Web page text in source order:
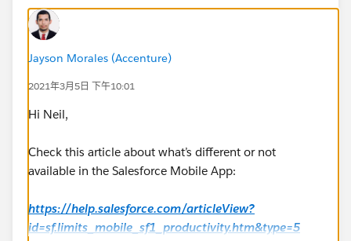
Jayson Morales (Accenture)
2021年3月5日 下午10:01
Hi Neil,
Check this article about what’s different or not
available in the Salesforce Mobile App:
https://help.salesforce.com/articleView?
id=sf.limits_mobile_sf1_productivity.htm&type=5